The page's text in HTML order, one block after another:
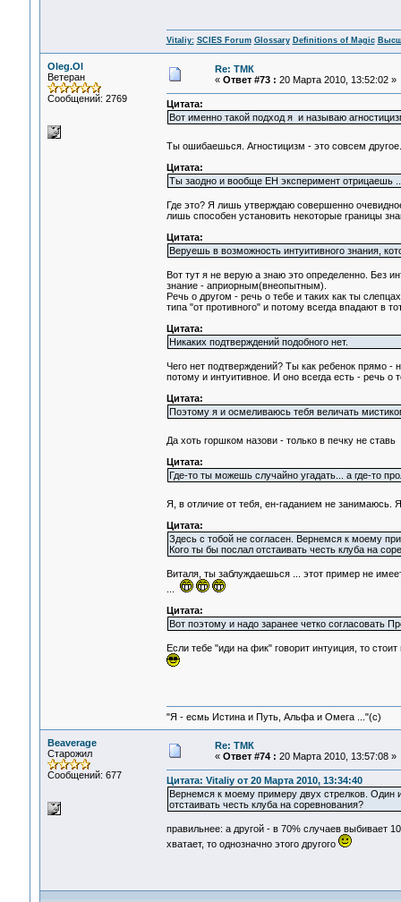
Vitaliy: SCIES Forum Glossary Definitions of Magic
Oleg.Ol
Ветеран
Сообщений: 2769
Re: ТМК
« Ответ #73 : 20 Марта 2010, 13:52:02 »
Цитата:
Вот именно такой подход я и называю
Ты ошибаешься. Агностицизм - это совсем
Цитата:
Ты заодно и вообще ЕН эксперимент отрицаешь
Где это? Я лишь утверждаю совершенно
лишь способен установить некоторые границы
Цитата:
Веруешь в возможность интуитивного знания,
Вот тут я не верую а знаю это определенно. Без
знание - априорным(внеопытным).
Речь о другом - речь о тебе и таких как ты
типа "от противного" и потому всегда впадают в
Цитата:
Никаких подтверждений подобного нет.
Чего нет подтверждений? Ты как ребенок прямо -
потому и интуитивное. И оно всегда есть - речь
Цитата:
Поэтому я и осмеливаюсь тебя величать
Да хоть горшком назови - только в печку не ставь
Цитата:
Где-то ты можешь случайно угадать... а где-то
Я, в отличие от тебя, ен-гаданием не
Цитата:
Здесь с тобой не согласен. Вернемся к моему
Кого ты бы послал отстаивать честь клуба на
Виталя, ты заблуждаешься ... этот пример не
Цитата:
Вот поэтому и надо заранее четко согласовать
Если тебе "иди на фик" говорит интуиция, то
"Я - есмь Истина и Путь, Альфа и Омега ..."(с)
Beaverage
Старожил
Сообщений: 677
Re: ТМК
« Ответ #74 : 20 Марта 2010, 13:57:08 »
Цитата: Vitaliy от 20 Марта 2010, 13:34:40
Вернемся к моему примеру двух стрелков. Один
отстаивать честь клуба на соревнования?
правильнее: а другой - в 70% случаев выбивает
хватает, то однозначно этого другого